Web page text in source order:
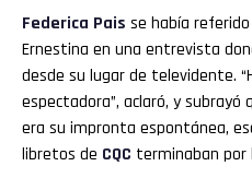
Federica Pais se había
Ernestina en una entrevista
desde su lugar de televidente.
espectadora”, aclaró, y
era su impronta espontánea,
libretos de CQC terminaban por